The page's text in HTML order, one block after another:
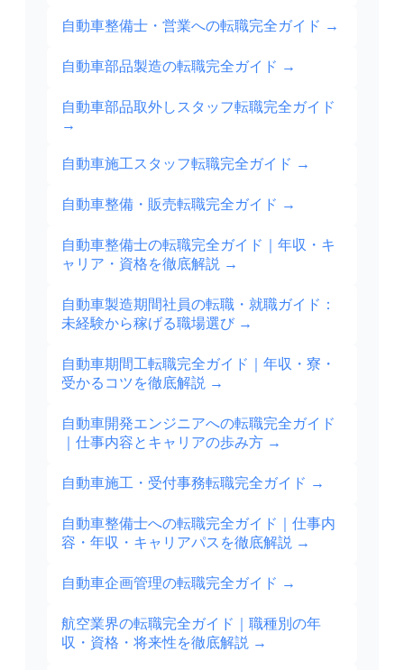
自動車整備士・営業への転職完全ガイド →
自動車部品製造の転職完全ガイド →
自動車部品取外しスタッフ転職完全ガイド
→
自動車施工スタッフ転職完全ガイド →
自動車整備・販売転職完全ガイド →
自動車整備士の転職完全ガイド｜年収・キ
ャリア・資格を徹底解説 →
自動車製造期間社員の転職・就職ガイド：
未経験から稼げる職場選び →
自動車期間工転職完全ガイド｜年収・寮・
受かるコツを徹底解説 →
自動車開発エンジニアへの転職完全ガイド
｜仕事内容とキャリアの歩み方 →
自動車施工・受付事務転職完全ガイド →
自動車整備士への転職完全ガイド｜仕事内
容・年収・キャリアパスを徹底解説 →
自動車企画管理の転職完全ガイド →
航空業界の転職完全ガイド｜職種別の年
収・資格・将来性を徹底解説 →